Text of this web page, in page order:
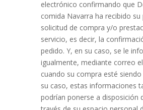
electrónico confirmando que
comida Navarra ha recibido su
solicitud de compra y/o
servicio, es decir, la
pedido. Y, en su caso, se le
igualmente, mediante correo
cuando su compra esté siendo
su caso, estas informaciones
podrían ponerse a disposición